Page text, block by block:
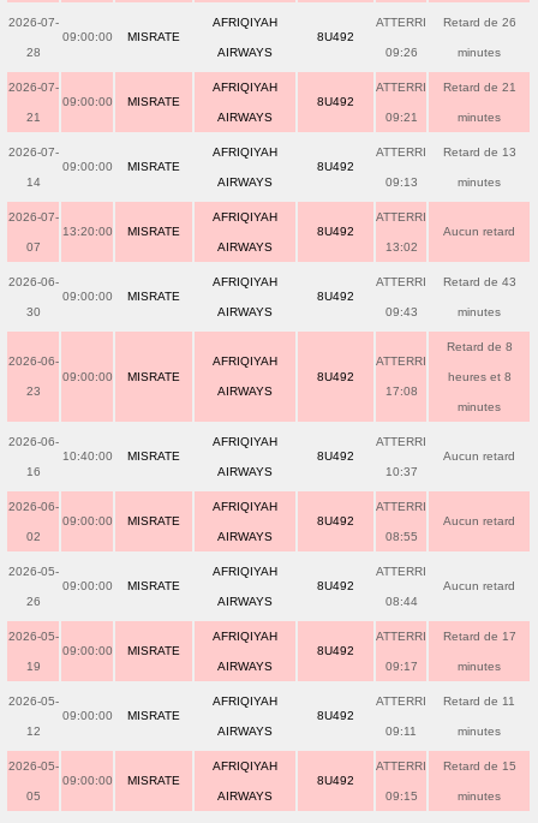
2026-07-
28
09:00:00 MISRATE
AFRIQIYAH
AIRWAYS
8U492
ATTERRI
09:26
Retard de 26
minutes
2026-07-
21
09:00:00 MISRATE
AFRIQIYAH
AIRWAYS
8U492
ATTERRI
09:21
Retard de 21
minutes
2026-07-
14
09:00:00 MISRATE
AFRIQIYAH
AIRWAYS
8U492
ATTERRI
09:13
Retard de 13
minutes
2026-07-
07
13:20:00 MISRATE
AFRIQIYAH
AIRWAYS
8U492
ATTERRI
13:02
Aucun retard
2026-06-
30
09:00:00 MISRATE
AFRIQIYAH
AIRWAYS
8U492
ATTERRI
09:43
Retard de 43
minutes
2026-06-
23
09:00:00 MISRATE
AFRIQIYAH
AIRWAYS
8U492
ATTERRI
17:08
Retard de 8
heures et 8
minutes
2026-06-
16
10:40:00 MISRATE
AFRIQIYAH
AIRWAYS
8U492
ATTERRI
10:37
Aucun retard
2026-06-
02
09:00:00 MISRATE
AFRIQIYAH
AIRWAYS
8U492
ATTERRI
08:55
Aucun retard
2026-05-
26
09:00:00 MISRATE
AFRIQIYAH
AIRWAYS
8U492
ATTERRI
08:44
Aucun retard
2026-05-
19
09:00:00 MISRATE
AFRIQIYAH
AIRWAYS
8U492
ATTERRI
09:17
Retard de 17
minutes
2026-05-
12
09:00:00 MISRATE
AFRIQIYAH
AIRWAYS
8U492
ATTERRI
09:11
Retard de 11
minutes
2026-05-
05
09:00:00 MISRATE
AFRIQIYAH
AIRWAYS
8U492
ATTERRI
09:15
Retard de 15
minutes